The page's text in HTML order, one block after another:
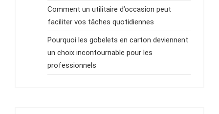
Comment un utilitaire d’occasion peut
faciliter vos tâches quotidiennes
Pourquoi les gobelets en carton deviennent
un choix incontournable pour les
professionnels